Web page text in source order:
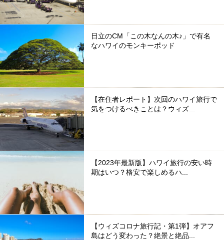
日立のCM「この木なんの木♪」で有名
なハワイのモンキーポッド
【在住者レポート】次回のハワイ旅行で
気をつけるべきことは？ウィズ...
【2023年最新版】ハワイ旅行の安い時
期はいつ？格安で楽しめるハ...
【ウィズコロナ旅行記・第1弾】オアフ
島はどう変わった？絶景と絶品...